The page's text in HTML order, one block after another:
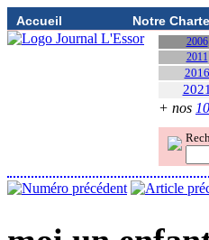
Accueil Notre Charte
2006
2011
2016
2021
+ nos